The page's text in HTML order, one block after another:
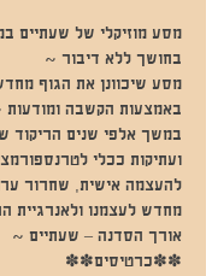
מסע מוזיקלי של שעתיים
בחושך ללא דיבור ~
מסע שיכוונן את הגוף
באמצעות הקשבה ומודעות
במשך אלפי שנים הריקוד
ועתיקות ככלי
להעצמה אישית, שחרור
מחדש לעצמנו ולאנרגיית
אורך הסדנה – שעתיים ~
✽✽כרטיסים✽✽